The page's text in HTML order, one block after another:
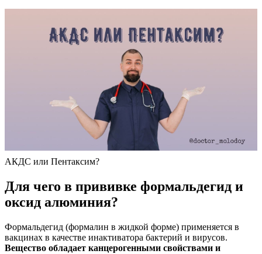
АКДС или Пентаксим?
Для чего в прививке формальдегид и
оксид алюминия?
Формальдегид (формалин в жидкой форме) применяется в
вакцинах в качестве инактиватора бактерий и вирусов.
Вещество обладает канцерогенными свойствами и